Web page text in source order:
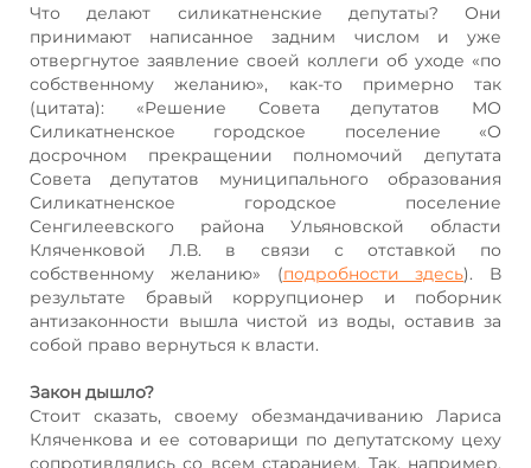
Что делают силикатненские депутаты? Они
принимают написанное задним числом и уже
отвергнутое заявление своей коллеги об уходе «по
собственному желанию», как-то примерно так
(цитата): «Решение Совета депутатов МО
Силикатненское городское поселение «О
досрочном прекращении полномочий депутата
Совета депутатов муниципального образования
Силикатненское городское поселение
Сенгилеевского района Ульяновской области
Кляченковой Л.В. в связи с отставкой по
собственному желанию» (подробности здесь). В
результате бравый коррупционер и поборник
антизаконности вышла чистой из воды, оставив за
собой право вернуться к власти.
Закон дышло?
Стоит сказать, своему обезмандачиванию Лариса
Кляченкова и ее сотоварищи по депутатскому цеху
сопротивлялись со всем старанием. Так, например,